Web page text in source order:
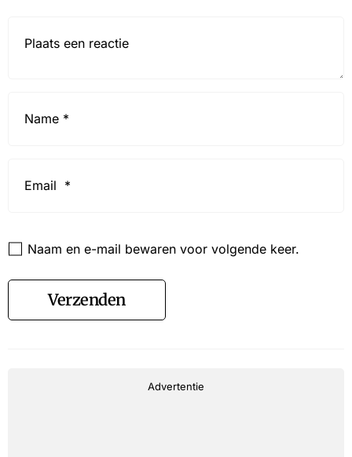
Naam en e-mail bewaren voor volgende keer.
Verzenden
Advertentie